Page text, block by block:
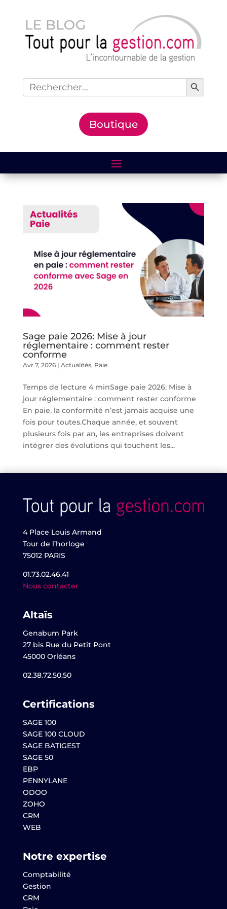
Search
for:
Search Button
Boutique
Sage paie 2026: Mise à jour
réglementaire : comment rester
conforme
Avr 7, 2026| Actualités, Paie
Temps de lecture 4 minSage paie 2026: Mise à
jour réglementaire : comment rester conforme
En paie, la conformité n’est jamais acquise une
fois pour toutes.Chaque année, et souvent
plusieurs fois par an, les entreprises doivent
intégrer des évolutions qui touchent les...
4 Place Louis Armand
Tour de l’horloge
75012 PARIS
01.73.02.46.41
Nous contacter
Altaïs
Genabum Park
27 bis Rue du Petit Pont
45000 Orléans
02.38.72.50.50
Certifications
SAGE 100
SAGE 100 CLOUD
SAGE BATIGEST
SAGE 50
EBP
PENNYLANE
ODOO
ZOHO
CRM
WEB
Notre expertise
Comptabilité
Gestion
CRM